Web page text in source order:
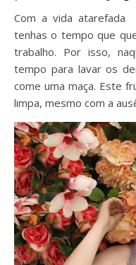
Com a vida atarefada
tenhas o tempo que
trabalho. Por isso,
tempo para lavar os
come uma maça. Este
limpa, mesmo com a